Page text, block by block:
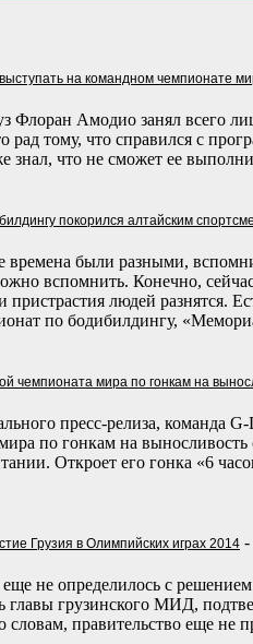
на командном чемпионате
Флоран Амодио занял всего
рад тому, что справился с
знал, что не сможет ее
покорился алтайским
времена были разными,
вспомнить. Конечно,
людей разнятся.
по бодибилдингу,
чемпионата мира по гонкам на
пресс-релиза, команда
по гонкам на
Откроет его гонка «6
Грузия в Олимпийских играх 2014 -
еще не определилось с
главы грузинского МИД,
словам, правительство еще